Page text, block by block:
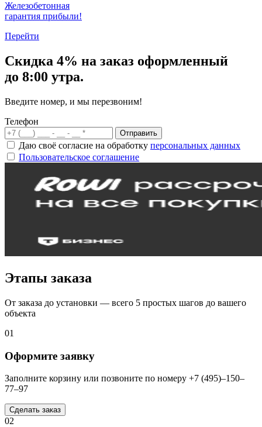
Железобетонная
гарантия прибыли!
Перейти
Скидка 4% на заказ оформленный
до 8:00 утра.
Введите номер, и мы перезвоним!
Телефон
Отправить
Даю своё согласие на обработку персональных данных
Пользовательское соглашение
Этапы заказа
От заказа до установки — всего 5 простых шагов до вашего
объекта
01
Оформите заявку
Заполните корзину или позвоните по номеру +7 (495)–150–
77–97
Сделать заказ
02